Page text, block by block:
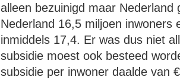
alleen bezuinigd maar
Nederland 16,5 miljoen inwoners
inmiddels 17,4. Er was dus niet
subsidie moest ook besteed
subsidie per inwoner daalde van